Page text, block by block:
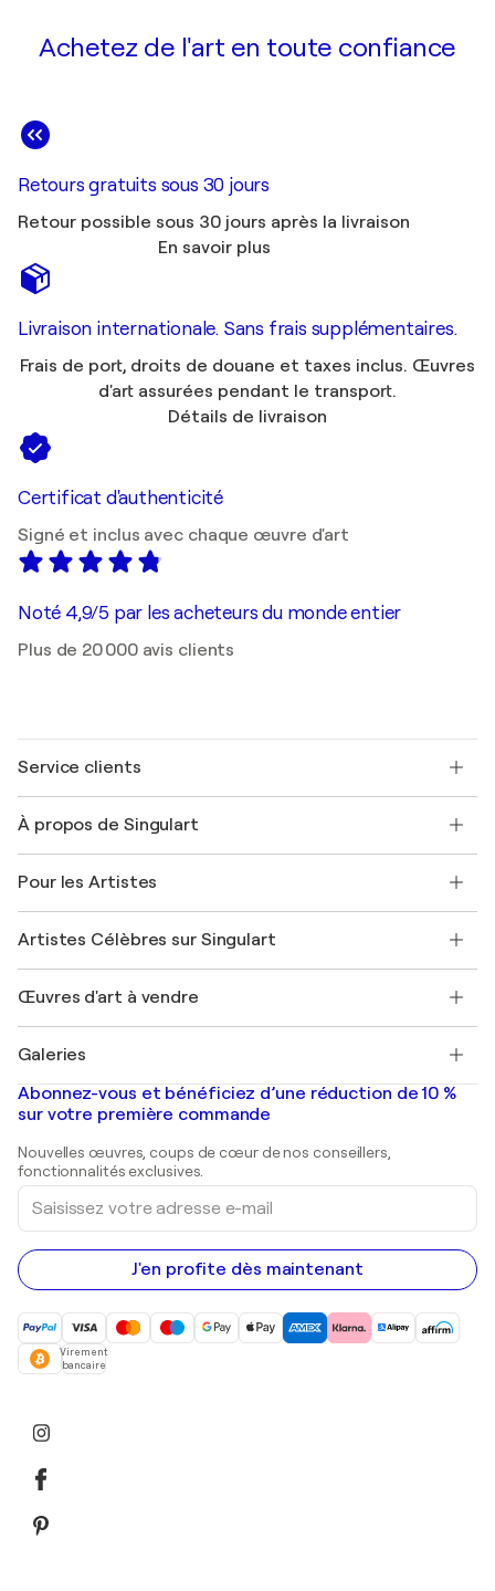
Achetez de l'art en toute confiance
Retours gratuits sous 30 jours
Retour possible sous 30 jours après la livraison
En savoir plus
Livraison internationale. Sans frais supplémentaires.
Frais de port, droits de douane et taxes inclus. Œuvres
d'art assurées pendant le transport.
Détails de livraison
Certificat d'authenticité
Signé et inclus avec chaque œuvre d'art
Noté 4,9/5 par les acheteurs du monde entier
Plus de 20 000 avis clients
Service clients
Expédition
Offrir une carte cadeau
Rejoignez notre programme commercial
Mon compte
+33 1 76 44 06 42
À propos de Singulart
FAQ
Magazine Singulart
Emplois
Découvrez une sélection d'art original
Pour les Artistes
Se connecter en tant qu'Artiste
Artistes Célèbres sur Singulart
Marc Chagall
Banksy
Mr. Brainwash
Shepard Fairey
Œuvres d'art à vendre
Tableaux abstraits à vendre
Peintures de paysage
Estampes
Peintures acryliques
Galeries
Galeries d'art en France
Galeries d'art en Belgique
Abonnez-vous et bénéficiez d’une réduction de 10 %
sur votre première commande
Nouvelles œuvres, coups de cœur de nos conseillers,
fonctionnalités exclusives.
Saisissez
votre
adresse
e-
mail
J'en profite dès maintenant
Virement
bancaire